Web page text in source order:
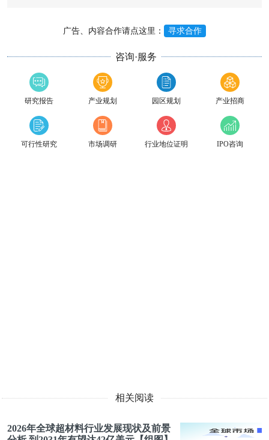
广告、内容合作请点这里： 寻求合作
咨询·服务
研究报告 产业规划 园区规划 产业招商
可行性研究 市场调研 行业地位证明 IPO咨询
相关阅读
2026年全球超材料行业发展现状及前景